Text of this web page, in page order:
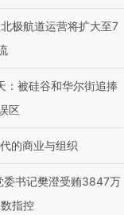
极航道运营将扩大至7
：被硅谷和华尔街追捧
区
的商业与组织
委书记樊澄受贿3847万
指控